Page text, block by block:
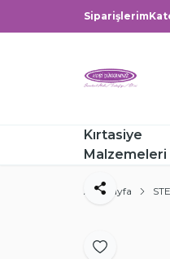
Siparişlerim
Kırtasiye
Malzemeleri
Ana Sayfa
Favoriye Ekle
Paylaş